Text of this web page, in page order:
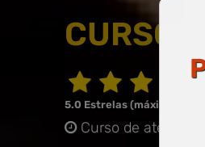
CURSO
5.0 Estrelas (máximo de
Curso de até 20